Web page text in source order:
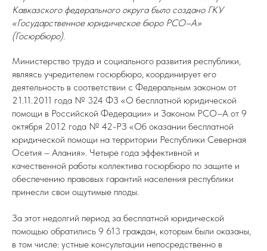
Кавказского федерального округа было создано ГКУ
«Государственное юридическое бюро РСО–А»
(Госюрбюро).
Министерство труда и социального развития республики,
являясь учредителем госюрбюро, координирует его
деятельность в соответствии с Федеральным законом от
21.11.2011 года № 324 ФЗ «О бесплатной юридической
помощи в Российской Федерации» и Законом РСО–А от 9
октября 2012 года № 42-РЗ «Об оказании бесплатной
юридической помощи на территории Республики Северная
Осетия – Алания». Четыре года эффективной и
качественной работы коллектива госюрбюро по защите и
обеспечению правовых гарантий населения республики
принесли свои ощутимые плоды.
За этот недолгий период за бесплатной юридической
помощью обратились 9 613 граждан, которым были оказаны,
в том числе: устные консультации непосредственно в